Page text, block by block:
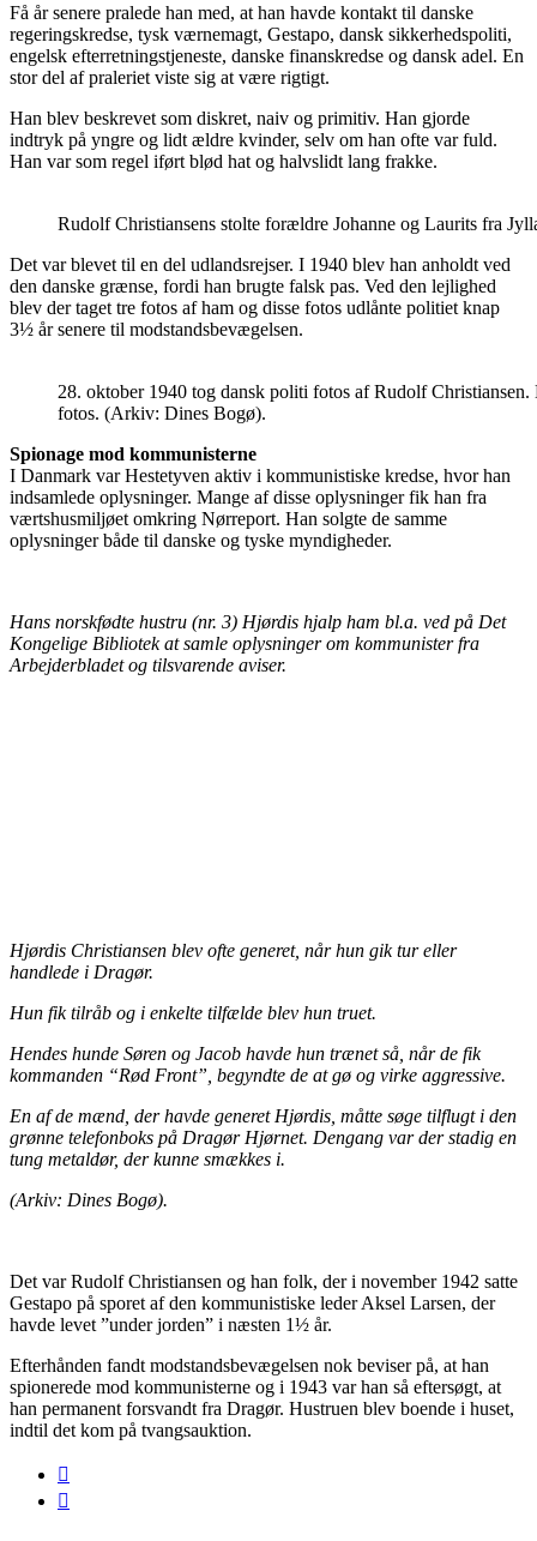
Få år senere pralede han med, at han havde kontakt til danske
regeringskredse, tysk værnemagt, Gestapo, dansk sikkerhedspoliti,
engelsk efterretningstjeneste, danske finanskredse og dansk adel. En
stor del af praleriet viste sig at være rigtigt.
Han blev beskrevet som diskret, naiv og primitiv. Han gjorde
indtryk på yngre og lidt ældre kvinder, selv om han ofte var fuld.
Han var som regel iført blød hat og halvslidt lang frakke.
Rudolf Christiansens stolte forældre Johanne og Laurits fra
Det var blevet til en del udlandsrejser. I 1940 blev han anholdt ved
den danske grænse, fordi han brugte falsk pas. Ved den lejlighed
blev der taget tre fotos af ham og disse fotos udlånte politiet knap
3½ år senere til modstandsbevægelsen.
28. oktober 1940 tog dansk politi fotos af Rudolf
fotos. (Arkiv: Dines Bogø).
Spionage mod kommunisterne
I Danmark var Hestetyven aktiv i kommunistiske kredse, hvor han
indsamlede oplysninger. Mange af disse oplysninger fik han fra
værtshusmiljøet omkring Nørreport. Han solgte de samme
oplysninger både til danske og tyske myndigheder.
Hans norskfødte hustru (nr. 3) Hjørdis hjalp ham bl.a. ved på Det
Kongelige Bibliotek at samle oplysninger om kommunister fra
Arbejderbladet og tilsvarende aviser.
Hjørdis Christiansen blev ofte generet, når hun gik tur eller
handlede i Dragør.
Hun fik tilråb og i enkelte tilfælde blev hun truet.
Hendes hunde Søren og Jacob havde hun trænet så, når de fik
kommanden “Rød Front”, begyndte de at gø og virke aggressive.
En af de mænd, der havde generet Hjørdis, måtte søge tilflugt i den
grønne telefonboks på Dragør Hjørnet. Dengang var der stadig en
tung metaldør, der kunne smækkes i.
(Arkiv: Dines Bogø).
Det var Rudolf Christiansen og han folk, der i november 1942 satte
Gestapo på sporet af den kommunistiske leder Aksel Larsen, der
havde levet ”under jorden” i næsten 1½ år.
Efterhånden fandt modstandsbevægelsen nok beviser på, at han
spionerede mod kommunisterne og i 1943 var han så eftersøgt, at
han permanent forsvandt fra Dragør. Hustruen blev boende i huset,
indtil det kom på tvangsauktion.